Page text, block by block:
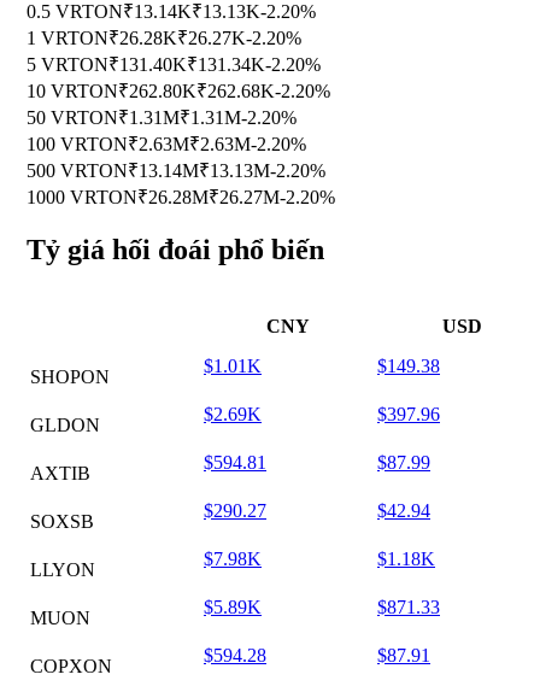
0.5 VRTON₹13.14K₹13.13K-2.20%
1 VRTON₹26.28K₹26.27K-2.20%
5 VRTON₹131.40K₹131.34K-2.20%
10 VRTON₹262.80K₹262.68K-2.20%
50 VRTON₹1.31M₹1.31M-2.20%
100 VRTON₹2.63M₹2.63M-2.20%
500 VRTON₹13.14M₹13.13M-2.20%
1000 VRTON₹26.28M₹26.27M-2.20%
Tỷ giá hối đoái phổ biến
CNY USD
SHOPON
$1.01K $149.38
GLDON
$2.69K $397.96
AXTIB
$594.81 $87.99
SOXSB
$290.27 $42.94
LLYON
$7.98K $1.18K
MUON
$5.89K $871.33
COPXON
$594.28 $87.91